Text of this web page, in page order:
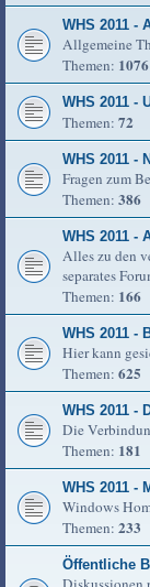
WHS 2011 -
Allgemeine
Themen: 1076
WHS 2011 -
Themen: 72
WHS 2011 -
Fragen zum
Themen: 386
WHS 2011 -
Alles zu den
separates
Themen: 166
WHS 2011 -
Hier kann
Themen: 625
WHS 2011 -
Die
Themen: 181
WHS 2011 -
Windows
Themen: 233
Öffentliche